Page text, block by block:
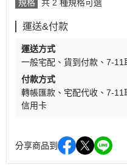
規格 共 2 種規格可選
運送&付款
運送方式
一般宅配
貨到付款 7-11
付款方式
轉帳匯款
宅配代收 7-11
信用卡
分享商品到